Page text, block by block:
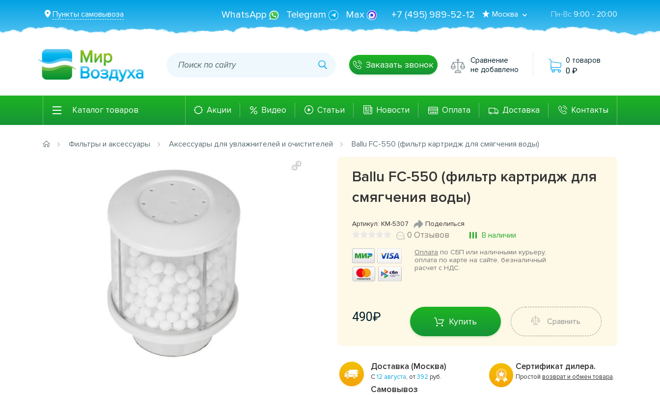
Пункты самовывоза Пн-Вс 9:00 - 20:00
Москва
+7 (495) 989-52-12
WhatsApp Telegram Max
Заказать звонок
Сравнение
не добавлено
0 товаров
0
Каталог товаров Акции Видео Статьи Новости Оплата Доставка Контакты
Фильтры и аксессуары Аксессуары для увлажнителей и очистителей Ballu FC-550 (фильтр картридж для смягчения воды)
Ballu FC-550 (фильтр картридж для
смягчения воды)
Артикул: КМ-5307 Поделиться
0 Отзывов В наличии
Оплата по СБП или наличными курьеру,
оплата по карте на сайте, безналичный
расчет с НДС.
490 Купить Сравнить
Доставка (Москва)
С12 августа, от392 руб.
Самовывоз
Сертификат дилера.
Простой возврат и обмен товара.